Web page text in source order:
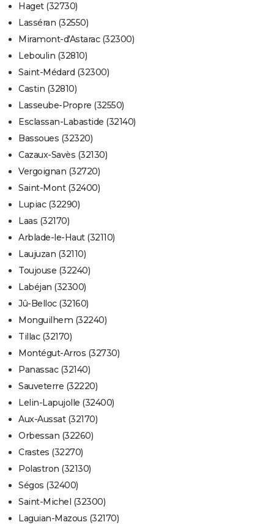
Haget (32730)
Lasséran (32550)
Miramont-d'Astarac (32300)
Leboulin (32810)
Saint-Médard (32300)
Castin (32810)
Lasseube-Propre (32550)
Esclassan-Labastide (32140)
Bassoues (32320)
Cazaux-Savès (32130)
Vergoignan (32720)
Saint-Mont (32400)
Lupiac (32290)
Laas (32170)
Arblade-le-Haut (32110)
Laujuzan (32110)
Toujouse (32240)
Labéjan (32300)
Jû-Belloc (32160)
Monguilhem (32240)
Tillac (32170)
Montégut-Arros (32730)
Panassac (32140)
Sauveterre (32220)
Lelin-Lapujolle (32400)
Aux-Aussat (32170)
Orbessan (32260)
Crastes (32270)
Polastron (32130)
Ségos (32400)
Saint-Michel (32300)
Laguian-Mazous (32170)